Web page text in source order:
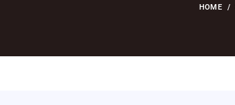
HOME